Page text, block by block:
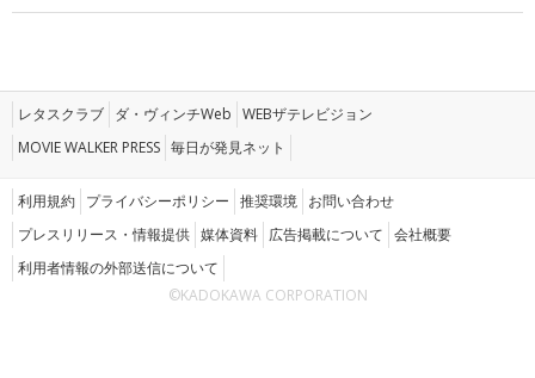
レタスクラブ ダ・ヴィンチWeb WEBザテレビジョン
MOVIE WALKER PRESS 毎日が発見ネット
利用規約 プライバシーポリシー 推奨環境 お問い合わせ
プレスリリース・情報提供 媒体資料 広告掲載について 会社概要
利用者情報の外部送信について
©KADOKAWA CORPORATION